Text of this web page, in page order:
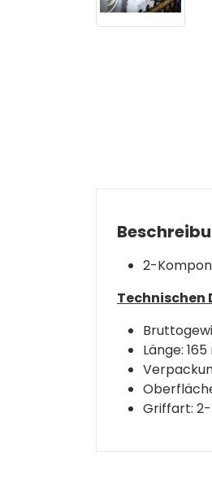
2-
Technischen
Länge:
Griffart: